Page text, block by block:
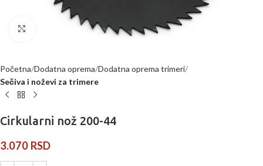
Kliknite za uvećanje
Početna Dodatna oprema Dodatna oprema trimeri
Sečiva i noževi za trimere
Cirkularni nož 200-44
3.070 RSD